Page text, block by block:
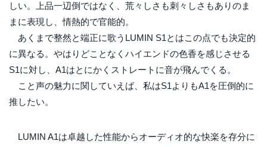
しい。上品一辺倒ではなく、荒々しさも刺々しさもありのま
まに表現し、情熱的で官能的。
あくまで整然と端正に歌うLUMIN S1とはこの点でも決定的
に異なる。やはりどことなくハイエンドの色香を感じさせる
S1に対し、A1はとにかくストレートに音が飛んでくる。
こと声の魅力に関していえば、私はS1よりもA1を圧倒的に
推したい。
LUMIN A1は卓越した性能からオーディオ的な快楽を存分に